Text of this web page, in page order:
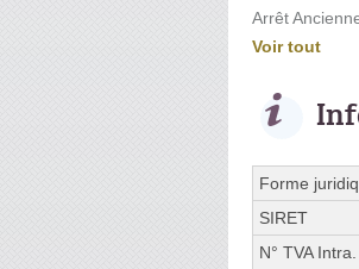
Arrêt
Voir tout
Forme
SIRET
N° TVA Intra.